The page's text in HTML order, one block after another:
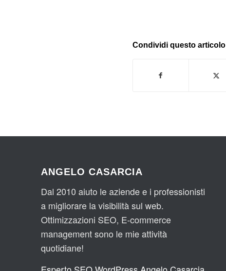
Condividi questo articolo
ANGELO CASARCIA
Dal 2010 aiuto le aziende e i professionisti
a migliorare la visibilità sul web.
Ottimizzazioni SEO, E-commerce
management sono le mie attività
quotidiane!